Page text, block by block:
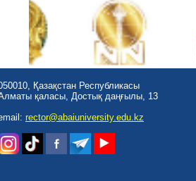
Қазақстан Республикасы
қаласы, Достық даңғылы, 13
rector@abaiuniversity.edu.kz